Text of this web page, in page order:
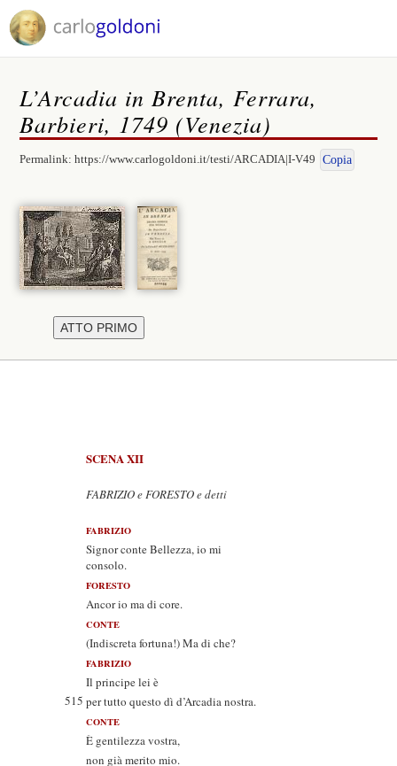
L’Arcadia in Brenta, Ferrara,
Barbieri, 1749 (Venezia)
Permalink:https://www.carlogoldoni.it/testi/ARCADIA|I-V49 Copia
SCENA XII
FABRIZIO e FORESTO e detti
FABRIZIO
Signor conte Bellezza, io mi
consolo.
FORESTO
Ancor io ma di core.
CONTE
(Indiscreta fortuna!) Ma di che?
FABRIZIO
Il principe lei è
515 per tutto questo dì d’Arcadia nostra.
CONTE
È gentilezza vostra,
non già merito mio.